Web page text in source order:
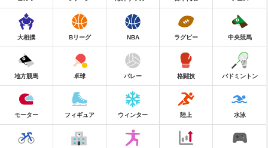
大相撲 Bリーグ NBA ラグビー 中央競馬
地方競馬 卓球 バレー 格闘技 バドミントン
モーター フィギュア ウィンター 陸上 水泳